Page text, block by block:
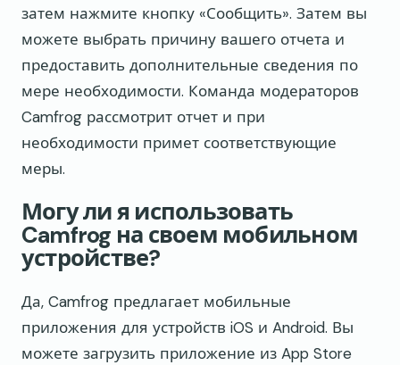
затем нажмите кнопку «Сообщить». Затем вы
можете выбрать причину вашего отчета и
предоставить дополнительные сведения по
мере необходимости. Команда модераторов
Camfrog рассмотрит отчет и при
необходимости примет соответствующие
меры.
Могу ли я использовать
Camfrog на своем мобильном
устройстве?
Да, Camfrog предлагает мобильные
приложения для устройств iOS и Android. Вы
можете загрузить приложение из App Store